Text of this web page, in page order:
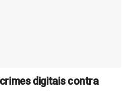
digitais contra